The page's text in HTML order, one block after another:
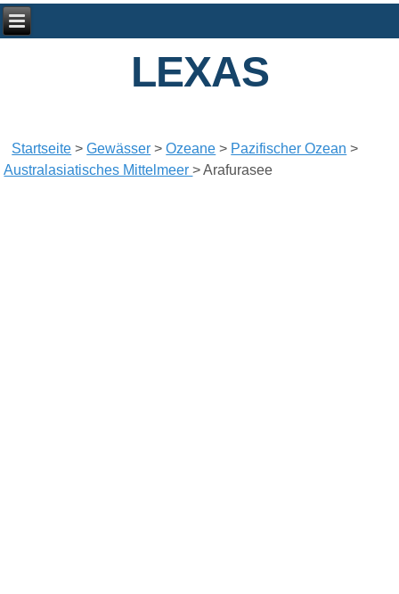
LEXAS
Startseite >Gewässer >Ozeane > Pazifischer Ozean >
Australasiatisches Mittelmeer>Arafurasee